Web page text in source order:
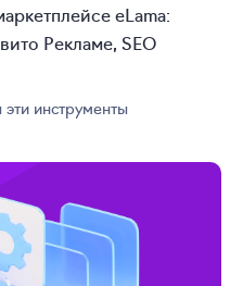
eLama:
Рекламе, SEO
инструменты